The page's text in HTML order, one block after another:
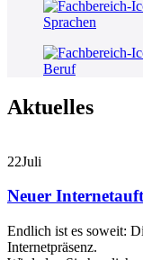
Sprachen
Beruf
Aktuelles
22Juli
Neuer
Endlich ist es soweit:
Internetpräsenz.